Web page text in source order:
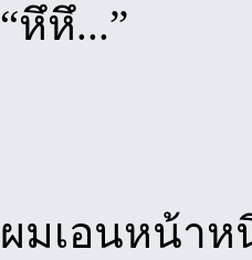
“หึหึ...”
ผมเอนหน้าห